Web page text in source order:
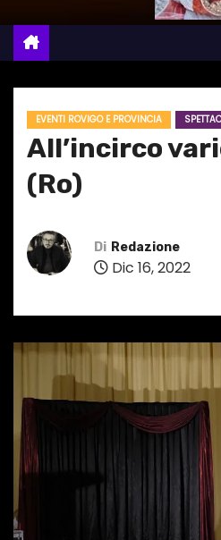
EVENTI ROVIGO E PROVINCIA
All’incirco
(Ro)
Di Redazione
Dic 16, 2022